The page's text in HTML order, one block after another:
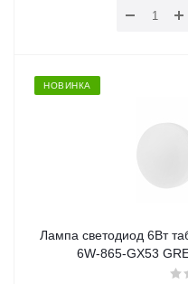
НОВИНКА
Лампа светодиод 6Вт
6W-865-GX53